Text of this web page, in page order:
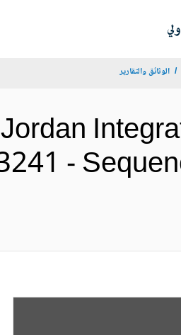
الوثائق والتقارير
-